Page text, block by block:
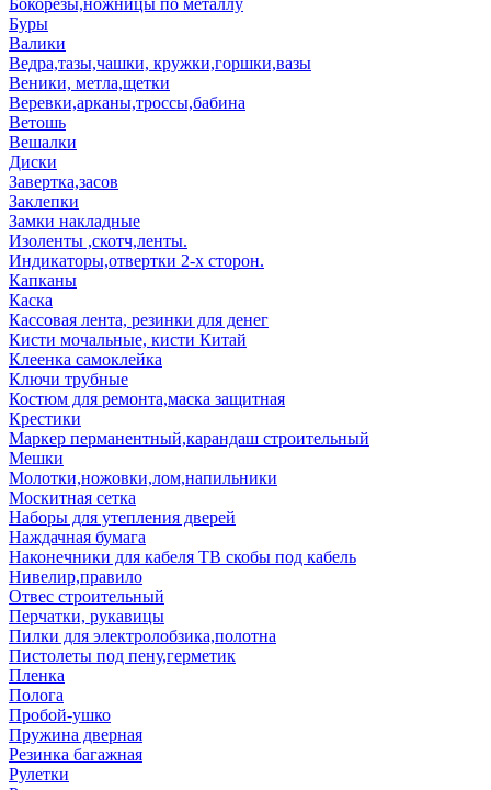
Бокорезы,ножницы по металлу
Буры
Валики
Ведра,тазы,чашки, кружки,горшки,вазы
Веники, метла,щетки
Веревки,арканы,троссы,бабина
Ветошь
Вешалки
Диски
Завертка,засов
Заклепки
Замки накладные
Изоленты ,скотч,ленты.
Индикаторы,отвертки 2-х сторон.
Капканы
Каска
Кассовая лента, резинки для денег
Кисти мочальные, кисти Китай
Клеенка самоклейка
Ключи трубные
Костюм для ремонта,маска защитная
Крестики
Маркер перманентный,карандаш строительный
Мешки
Молотки,ножовки,лом,напильники
Москитная сетка
Наборы для утепления дверей
Наждачная бумага
Наконечники для кабеля ТВ скобы под кабель
Нивелир,правило
Отвес строительный
Перчатки, рукавицы
Пилки для электролобзика,полотна
Пистолеты под пену,герметик
Пленка
Полога
Пробой-ушко
Пружина дверная
Резинка багажная
Рулетки